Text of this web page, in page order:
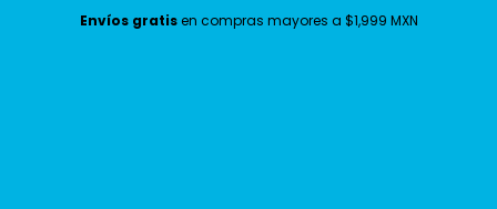
Envíos gratisen compras mayores a $1,999 MXN